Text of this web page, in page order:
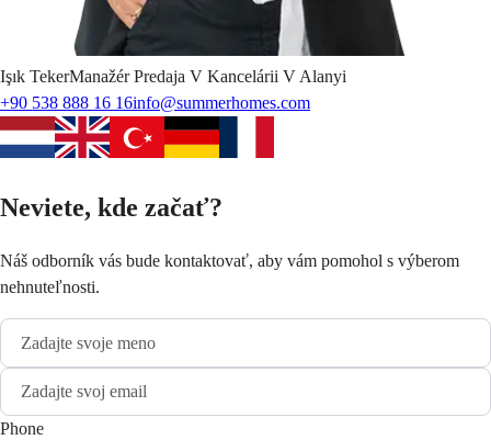
Işık TekerManažér Predaja V Kancelárii V Alanyi
+90 538 888 16 16info@summerhomes.com
Neviete, kde začať?
Náš odborník vás bude kontaktovať, aby vám pomohol s výberom
nehnuteľnosti.
Phone